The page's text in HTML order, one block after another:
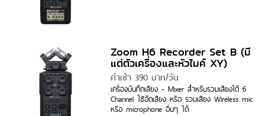
Zoom H6 Recorder Set B (มี
แต่ตัวเครื่องและหัวไมค์ XY)
ค่าเช่า 390 บาท/วัน
เครื่องบันทึกเสียง - Mixer สำหรับรวมเสียงได้ 6
Channel ใช้อัดเสียง หรือ รวมเสียง Wireless mic
หรือ microphone อื่นๆ ได้